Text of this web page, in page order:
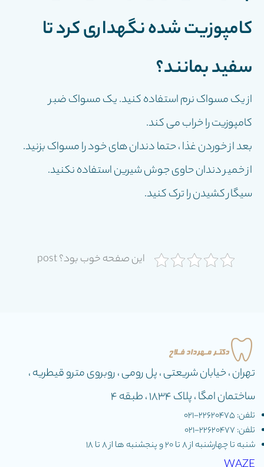
کامپوزیت شده نگهداری کرد تا
سفید بمانند؟
از یک مسواک نرم استفاده کنید. یک مسواک ضبر
کامپوزیت را خراب می کند.
بعد از خوردن غذا ، حتما دندان های خود را مسواک بزنید.
از خمیر دندان حاوی جوش شیرین استفاده نکنید.
سیگار کشیدن را ترک کنید.
این صفحه خوب بود؟ post
تهران ، خیابان شریعتی ، پل رومی ، روبروی مترو قیطریه ،
ساختمان امگا ، پلاک 1834 ، طبقه 4
تلفن: 22620475-۰۲۱
تلفن: 22620477-۰۲۱
شنبه تا چهارشنبه از ٨ تا ٢٠ و پنجشنبه ها از ٨ تا ١٨